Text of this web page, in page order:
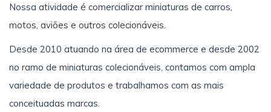
Nossa atividade é comercializar miniaturas de carros,
motos, aviões e outros colecionáveis.
Desde 2010 atuando na área de ecommerce e desde 2002
no ramo de miniaturas colecionáveis, contamos com ampla
variedade de produtos e trabalhamos com as mais
conceituadas marcas.